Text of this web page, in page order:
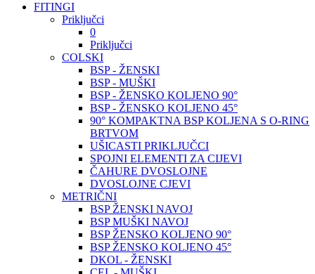
FITINGI
Priključci
0
Priključci
COLSKI
BSP - ŽENSKI
BSP - MUŠKI
BSP - ŽENSKO KOLJENO 90°
BSP - ŽENSKO KOLJENO 45°
90° KOMPAKTNA BSP KOLJENA S O-RING
BRTVOM
UŠICASTI PRIKLJUČCI
SPOJNI ELEMENTI ZA CIJEVI
ČAHURE DVOSLOJNE
DVOSLOJNE CJEVI
METRIČNI
BSP ŽENSKI NAVOJ
BSP MUŠKI NAVOJ
BSP ŽENSKO KOLJENO 90°
BSP ŽENSKO KOLJENO 45°
DKOL - ŽENSKI